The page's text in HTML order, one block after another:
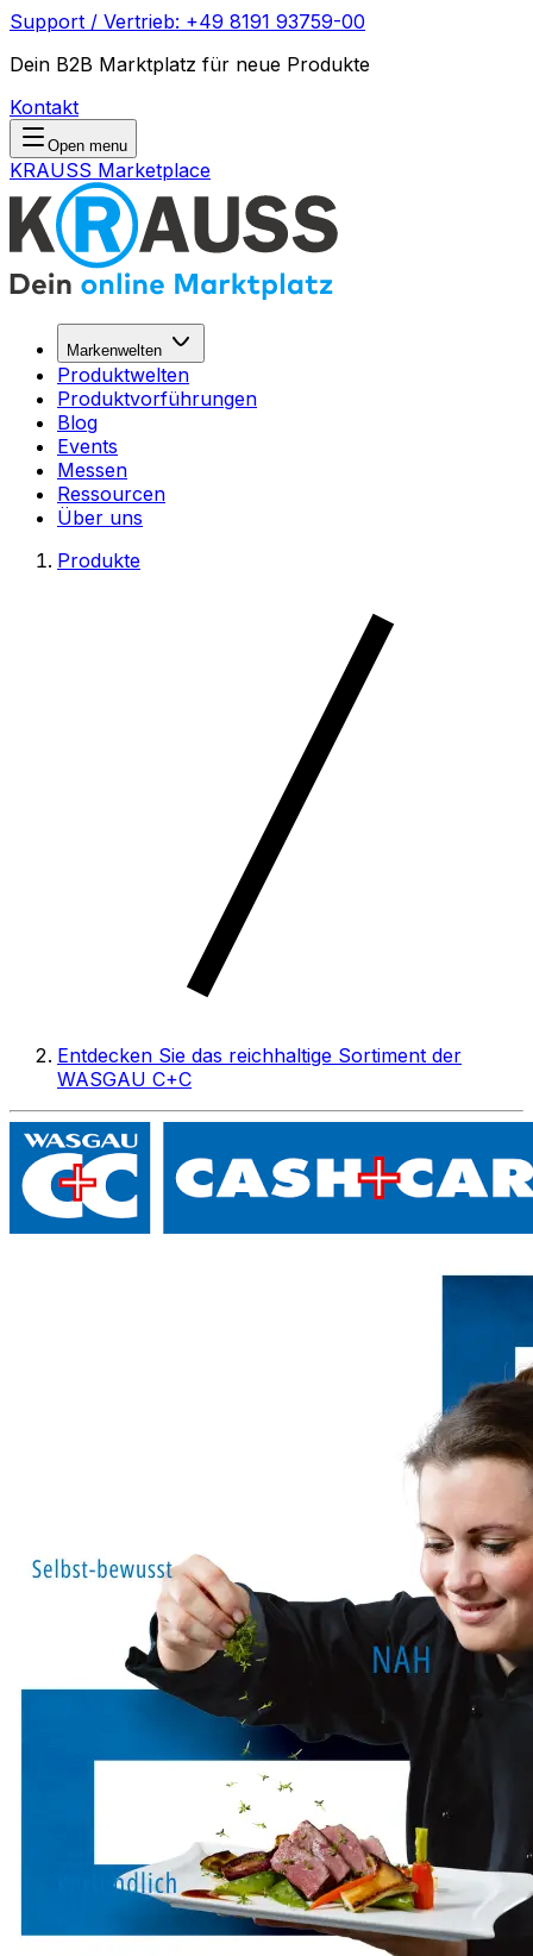
Support / Vertrieb: +49 8191 93759-00
Dein B2B Marktplatz für neue Produkte
Kontakt
Open menu
KRAUSS Marketplace
Markenwelten
Produktwelten
Produktvorführungen
Blog
Events
Messen
Ressourcen
Über uns
Produkte
Entdecken Sie das reichhaltige Sortiment der
WASGAU C+C